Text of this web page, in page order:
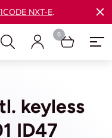
NXT-E.
keyless
ID47